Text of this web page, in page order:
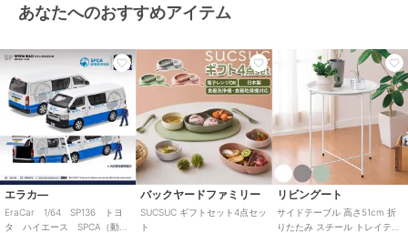
あなたへのおすすめアイテム
エラカ―
EraCar 1/64 SP136 トヨ
タ ハイエース SPCA（動物
バックヤードファミリー
SUCSUC ギフトセット4点セッ
ト
リビングート
サイドテーブル 高さ51cm 折
りたたみ スチール トレイテー